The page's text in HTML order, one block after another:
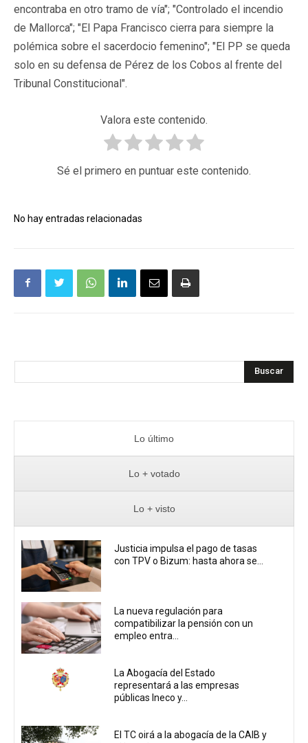
encontraba en otro tramo de vía"; "Controlado el incendio
de Mallorca"; "El Papa Francisco cierra para siempre la
polémica sobre el sacerdocio femenino"; "El PP se queda
solo en su defensa de Pérez de los Cobos al frente del
Tribunal Constitucional".
Valora este contenido.
Sé el primero en puntuar este contenido.
No hay entradas relacionadas
Buscar
Lo último
Lo + votado
Lo + visto
Justicia impulsa el pago de tasas
con TPV o Bizum: hasta ahora se...
La nueva regulación para
compatibilizar la pensión con un
empleo entra...
La Abogacía del Estado
representará a las empresas
públicas Ineco y...
El TC oirá a la abogacía de la CAIB y